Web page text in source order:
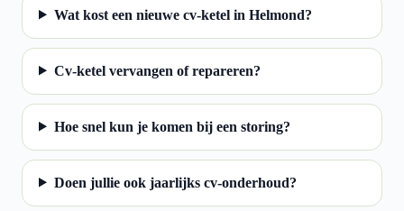
Wat kost een nieuwe cv-ketel in Helmond?
Cv-ketel vervangen of repareren?
Hoe snel kun je komen bij een storing?
Doen jullie ook jaarlijks cv-onderhoud?